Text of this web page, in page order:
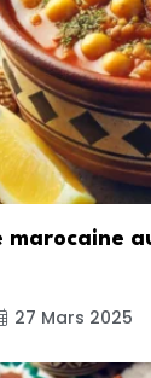
marocaine
27 Mars 2025